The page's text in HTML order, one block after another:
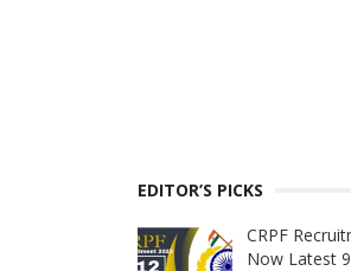
EDITOR’S PICKS
CRPF
Now Latest